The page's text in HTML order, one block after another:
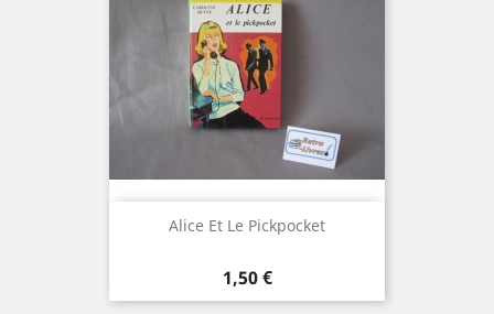
Alice Et Le Pickpocket
Prix
1,50 €